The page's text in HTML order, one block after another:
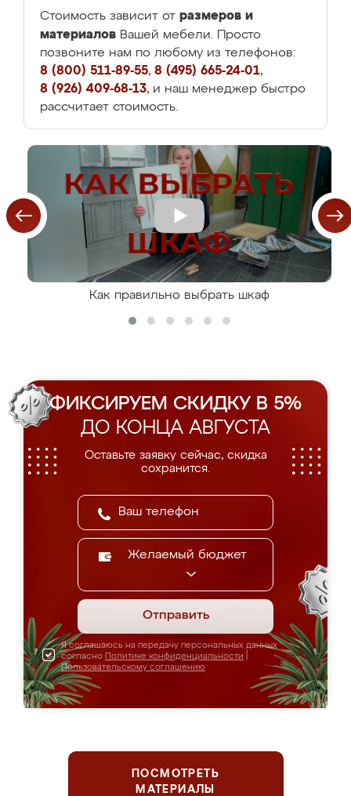
Стоимость зависит от размеров и
материалов Вашей мебели. Просто
позвоните нам по любому из телефонов:
8 (800) 511-89-55, 8 (495) 665-24-01,
8 (926) 409-68-13, и наш менеджер быстро
рассчитает стоимость.
Как правильно выбрать шкаф
ФИКСИРУЕМ СКИДКУ В 5%
ДО КОНЦА АВГУСТА
Оставьте заявку сейчас, скидка
сохранится.
Желаемый бюджет
Отправить
Я соглашаюсь на передачу персональных данных
согласно Политике конфиденциальности
Пользовательскому соглашению
ПОСМОТРЕТЬ
МАТЕРИАЛЫ